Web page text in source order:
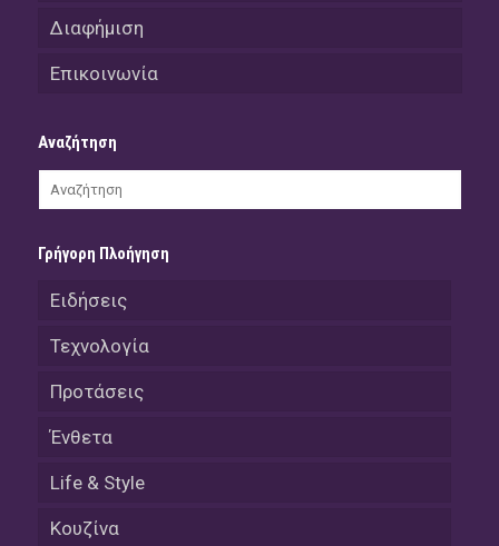
Διαφήμιση
Επικοινωνία
Αναζήτηση
Γρήγορη Πλοήγηση
Ειδήσεις
Τεχνολογία
Προτάσεις
Ένθετα
Life & Style
Κουζίνα